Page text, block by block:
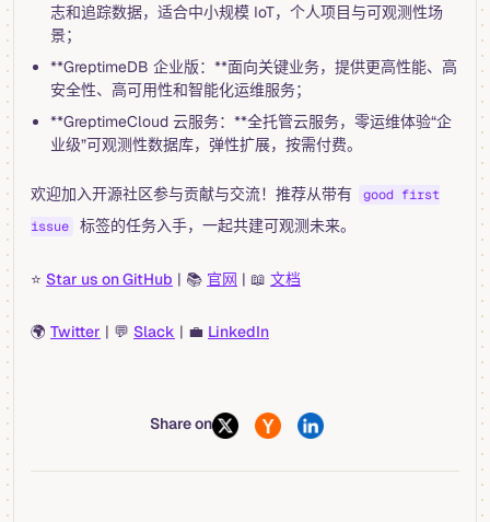
志和追踪数据，适合中小规模 IoT，个人项目与可观测性场
景；
**GreptimeDB 企业版：**面向关键业务，提供更高性能、高
安全性、高可用性和智能化运维服务；
**GreptimeCloud 云服务：**全托管云服务，零运维体验“企
业级”可观测性数据库，弹性扩展，按需付费。
欢迎加入开源社区参与贡献与交流！推荐从带有
good first
issue
标签的任务入手，一起共建可观测未来。
⭐ Star us on GitHub | 📚 官网 | 📖 文档
🌍 Twitter | 💬 Slack | 💼 LinkedIn
Share on